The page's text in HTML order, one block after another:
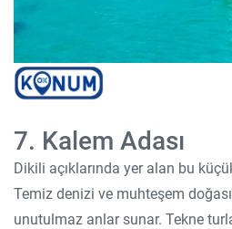
7. Kalem Adası
Dikili açıklarında yer alan bu
Temiz denizi ve muhteşem
unutulmaz anlar sunar. Tekne